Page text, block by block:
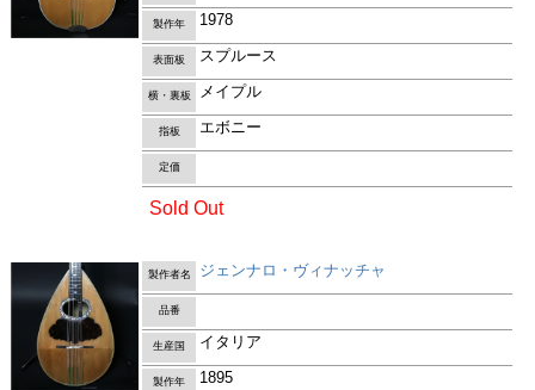
製作年 1978
表面板 スプルース
横・裏板 メイプル
指板 エボニー
定価
Sold Out
製作者名 ジェンナロ・ヴィナッチャ
品番
生産国 イタリア
製作年 1895